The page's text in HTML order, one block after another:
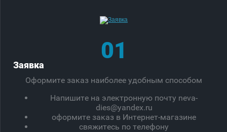
01
Заявка
Оформите заказ наиболее удобным способом
Напишите на электронную почту neva-
dies@yandex.ru
оформите заказ в Интернет-магазине
свяжитесь по телефону